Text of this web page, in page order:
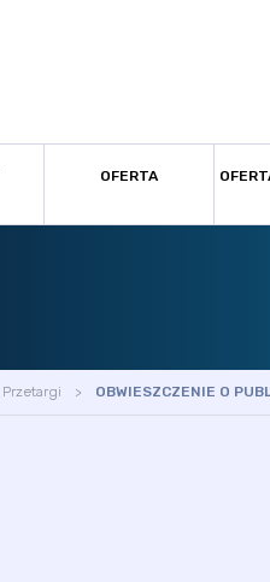
OFERTA
Przetargi OBWIESZCZENIE O